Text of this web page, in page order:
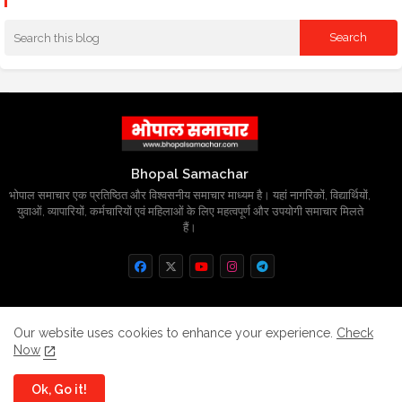
Bhopal Samachar
भोपाल समाचार एक प्रतिष्ठित और विश्वसनीय समाचार माध्यम है। यहां नागरिकों, विद्यार्थियों,
युवाओं, व्यापारियों, कर्मचारियों एवं महिलाओं के लिए महत्वपूर्ण और उपयोगी समाचार मिलते
हैं।
All Right Reserved Copyright
Home About Contact us
Privacy Policy
Our website uses cookies to enhance your experience. Check
Now
Ok, Go it!